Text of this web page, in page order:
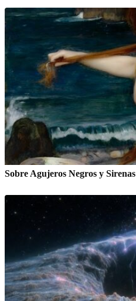
Sobre Agujeros Negros y Sirenas